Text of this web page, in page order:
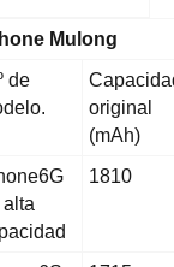
Mulong
de
original
(mAh)
alta
1810